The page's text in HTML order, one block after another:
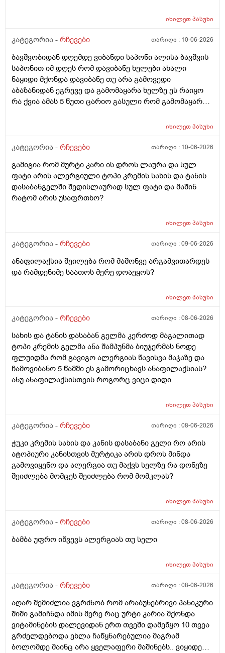
იხილეთპასუხი
კატეგორია - რჩევები თარიღი : 10-06-2026
ბავშვობიდან დღემდე ვიბანდი საპონი ალისა ბავშვის
საპონით იმ დღეს რომ დავიბანე ხელები ახალი
ნაყიდი მქონდა დავიბანე თუ არა გამოვედი
აბაზანიდან ეგრევე და გამომაყარა ხელზე ეს რაიყო
რა ქვია ამას 5 წუთი ცარიო გასული რომ გამომაყარა
იხილეთპასუხი
კატეგორია - რჩევები თარიღი : 10-06-2026
გამიგია რომ მურტი კარი ის დროს ლაურა და სულ
ფატი არის ალერგიული ტოპი კრემის სახის და ტანის
დასაბანგელში შედისლაურად სულ ფატი და მაშინ
რატომ არის უსაფრთხო?
იხილეთპასუხი
კატეგორია - რჩევები თარიღი :09-06-2026
ანაფილაქსია შეილება რომ მაშონვე არგამვითარდეს
და რამდენიმე საათოს მერე დოაეყოს?
იხილეთპასუხი
კატეგორია - რჩევები თარიღი :08-06-2026
სახის და ტანის დასაბან გელმა კერძოდ მაგალითად
ტოპი კრემის გელმა ანა შამპუნმა ბიუჯერმას ნოდე
ფლუიდმა რომ გავიგო ალერგიას წავისვა მაჯაზე და
ჩამოვიბანო 5 წამში ეს გამორიცხავს ანაფილაქსიას?
ანუ ანაფილაქსისთვის როგორც ვიცი დიდი
ანაფილაქცია განვითარდეს სწორია? ანუ იმ
კონკრეტული რაღაც ნივთიერების მიმართ ეს ტესტი
ტესტი დიდი დიდი გამოყაროს ხო?
იხილეთპასუხი
კატეგორია - რჩევები თარიღი :08-06-2026
ჭუკი კრემის სახის და კანის დასაბანი გელი რო არის
ატოპიური კანისთვის მურტიკა არის დროს მინდა
გამოვიყენო და ალერგია თუ მაქვს სელზე რა დონეზე
შეიძლება მომცეს შეიძლება რომ მომკლას?
იხილეთპასუხი
კატეგორია - რჩევები თარიღი :08-06-2026
ბამბა უფრო იწვევს ალერგიას თუ სელი
იხილეთპასუხი
კატეგორია - რჩევები თარიღი :08-06-2026
აღარ შემიძლია ვგრძნობ რომ არაბუნებრივი პანიკური
შიში გამიჩნდა იმის მერე რაც ურტი კარია მქონდა
ვიტამინების დალევიდან ერთ თვეში დამეწყო 10 თვეა
გრძელდებოდა ეხლა ჩაწყნარებულია მაგრამ
ბოლომდე მაინც არა ყველაფერი მაშინებს.. ვიყიდე